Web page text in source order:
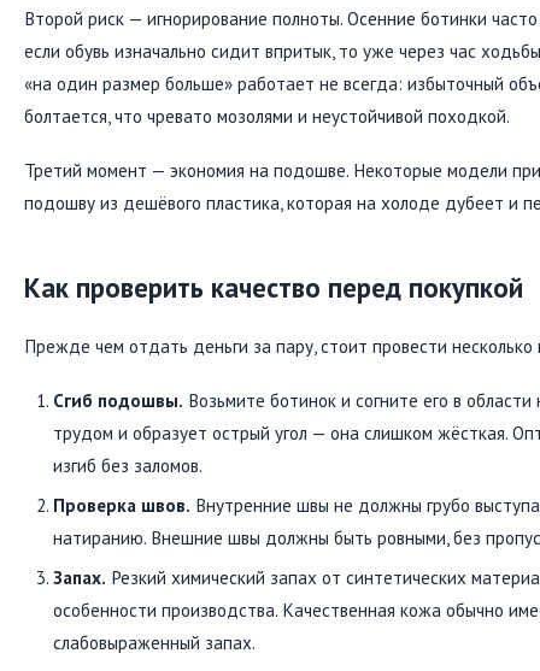
Второй риск — игнорирование полноты. Осенние ботинки
если обувь изначально сидит впритык, то уже через час
«на один размер больше» работает не всегда: избыточный
болтается, что чревато мозолями и неустойчивой походкой.
Третий момент — экономия на подошве. Некоторые модели
подошву из дешёвого пластика, которая на холоде дубеет и
Как проверить качество перед покупкой
Прежде чем отдать деньги за пару, стоит провести несколько
Сгиб подошвы. Возьмите ботинок и согните его в
трудом и образует острый угол — она слишком жёсткая.
изгиб без заломов.
Проверка швов. Внутренние швы не должны грубо
натиранию. Внешние швы должны быть ровными, без
Запах. Резкий химический запах от синтетических
особенности производства. Качественная кожа обычно
слабовыраженный запах.